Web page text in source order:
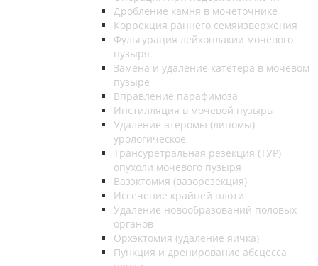
Дробление камня в мочеточнике
Коррекция раннего семяизвержения
Фульгурация лейкоплакии мочевого
пузыря
Замена и удаление катетера в мочевом
пузыре
Вправление парафимоза
Инстилляция в мочевой пузырь
Удаление атеромы (липомы)
урологическое
Трансуретральная резекция (ТУР)
опухоли мочевого пузыря
Вазэктомия (вазорезекция)
Иссечение крайней плоти
Удаление новообразований половых
органов
Орхэктомия (удаление яичка)
Пункция и дренирование абсцесса